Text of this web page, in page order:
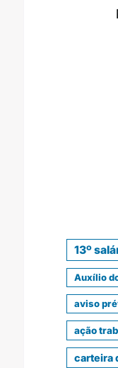
13º
Auxílio
aviso
ação
carteira